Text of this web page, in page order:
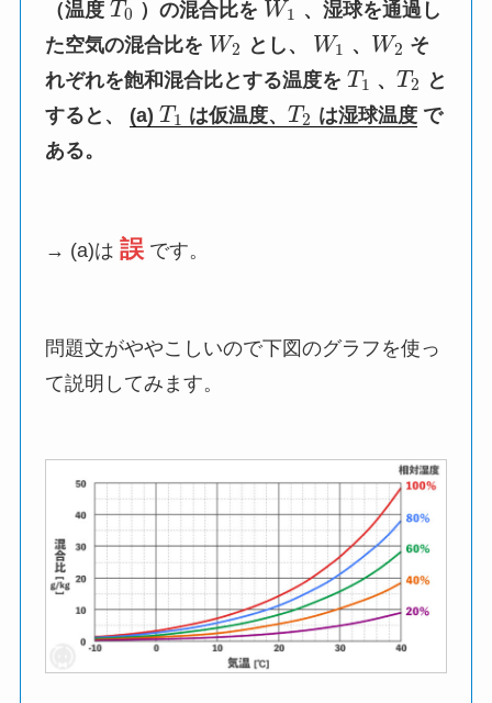
（温度T0 ）の混合比を W1 、湿球を通過し
た空気の混合比を W2 とし、 W1 、 W2 そ
れぞれを飽和混合比とする温度をT1 、T2
と
すると、 (a)T1 は仮温度、T2 は湿球温度で
ある。
→ (a)は誤 です。
問題文がややこしいので下図のグラフを使っ
て説明してみます。